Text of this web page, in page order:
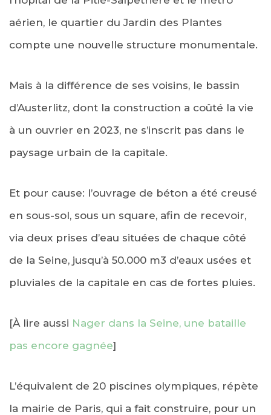
aérien, le quartier du Jardin des Plantes
compte une nouvelle structure monumentale.
Mais à la différence de ses voisins, le bassin
d’Austerlitz, dont la construction a coûté la vie
à un ouvrier en 2023, ne s’inscrit pas dans le
paysage urbain de la capitale.
Et pour cause: l’ouvrage de béton a été creusé
en sous-sol, sous un square, afin de recevoir,
via deux prises d’eau situées de chaque côté
de la Seine, jusqu’à 50.000 m3 d’eaux usées et
pluviales de la capitale en cas de fortes pluies.
[À lire aussi Nager dans la Seine, une bataille
pas encore gagnée]
L’équivalent de 20 piscines olympiques, répète
la mairie de Paris, qui a fait construire, pour un